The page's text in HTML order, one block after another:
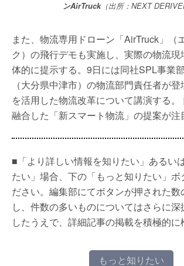
ンAirTruck（出所：NEXT
また、物流専用ドローン「AirTruck」（
ク）の飛行デモも実施し、実際の物流
体的に提示する。9日には同社SPL事業
（大分県中津市）の物流部門責任者が
を活用した物流改革について講演する
融合した「新スマート物流」の提案が注
■「より詳しい情報を知りたい」あるい
たい」場合、下の「もっと知りたい」ボ
ださい。編集部にてボタンが押された数
し、件数の多いものについてはさらに
したうえで、詳細記事の掲載を積極的に
もっと知りたい